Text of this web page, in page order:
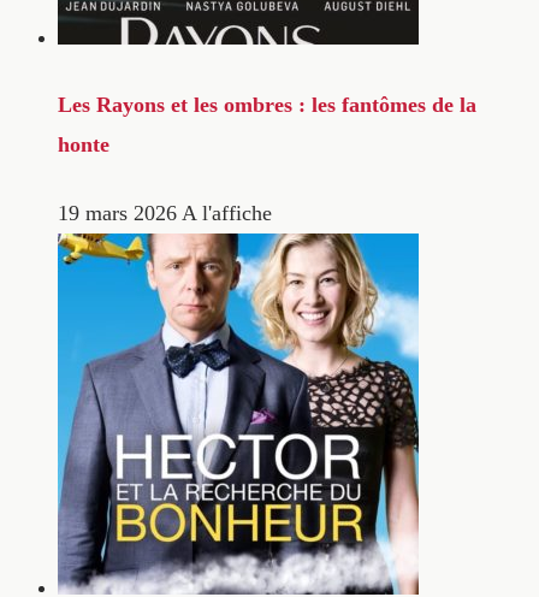
Les Rayons et les ombres : les fantômes de la
honte
19 mars 2026 A l'affiche